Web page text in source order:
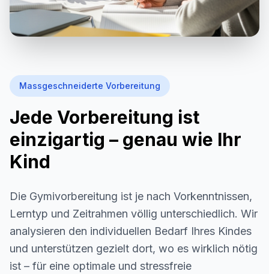
Massgeschneiderte Vorbereitung
Jede Vorbereitung ist
einzigartig – genau wie Ihr
Kind
Die Gymivorbereitung ist je nach Vorkenntnissen,
Lerntyp und Zeitrahmen völlig unterschiedlich. Wir
analysieren den individuellen Bedarf Ihres Kindes
und unterstützen gezielt dort, wo es wirklich nötig
ist – für eine optimale und stressfreie